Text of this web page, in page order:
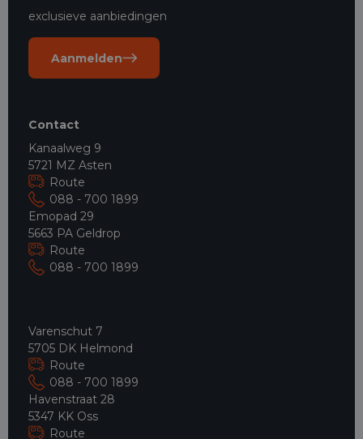
exclusieve aanbiedingen
Aanmelden
Contact
Kanaalweg 9
5721 MZ Asten
Route
088 - 700 1899
Emopad 29
5663 PA Geldrop
Route
088 - 700 1899
Varenschut 7
5705 DK Helmond
Route
088 - 700 1899
Havenstraat 28
5347 KK Oss
Route